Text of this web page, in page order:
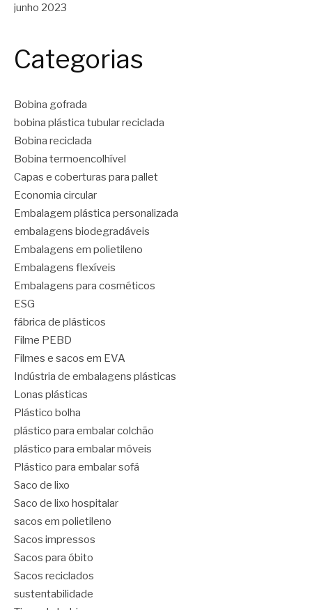
junho 2023
Categorias
Bobina gofrada
bobina plástica tubular reciclada
Bobina reciclada
Bobina termoencolhível
Capas e coberturas para pallet
Economia circular
Embalagem plástica personalizada
embalagens biodegradáveis
Embalagens em polietileno
Embalagens flexíveis
Embalagens para cosméticos
ESG
fábrica de plásticos
Filme PEBD
Filmes e sacos em EVA
Indústria de embalagens plásticas
Lonas plásticas
Plástico bolha
plástico para embalar colchão
plástico para embalar móveis
Plástico para embalar sofá
Saco de lixo
Saco de lixo hospitalar
sacos em polietileno
Sacos impressos
Sacos para óbito
Sacos reciclados
sustentabilidade